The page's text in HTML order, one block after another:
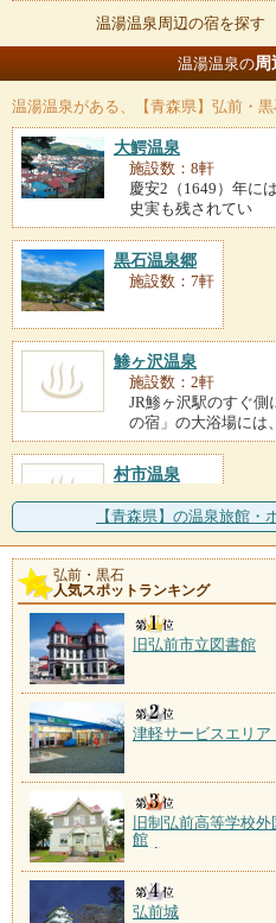
温湯温泉周辺の宿を探す
温湯温泉の周
温湯温泉がある、【青森県】弘前・
大鰐温泉
施設数：8軒
慶安2（1649）年に
史実も残されてい
黒石温泉郷
施設数：7軒
鯵ヶ沢温泉
施設数：2軒
JR鯵ヶ沢駅のすぐ
の宿」の大浴場には、
村市温泉
嶽温泉
施設数：1軒
開湯は300年前にさ
村人がキツネを追い
【青森県】の温泉旅館・
弘前・黒石
人気スポットランキング
旧弘前市立図書館
津軽サービスエリア
旧制弘前高等学校
館
弘前城